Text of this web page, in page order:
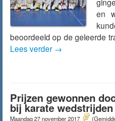
en
beoordeeld op de geleerde
Lees verder →
Prijzen gewonnen
bij karate
Maandag 27 november 2017